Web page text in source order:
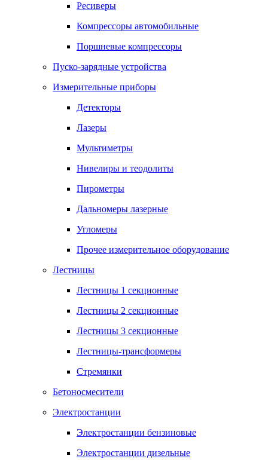
Ресиверы
Компрессоры автомобильные
Поршневые компрессоры
Пуско-зарядные устройства
Измерительные приборы
Детекторы
Лазеры
Мультиметры
Нивелиры и теодолиты
Пирометры
Дальномеры лазерные
Угломеры
Прочее измерительное оборудование
Лестницы
Лестницы 1 секционные
Лестницы 2 секционные
Лестницы 3 секционные
Лестницы-трансформеры
Стремянки
Бетоносмесители
Электростанции
Электростанции бензиновые
Электростанции дизельные